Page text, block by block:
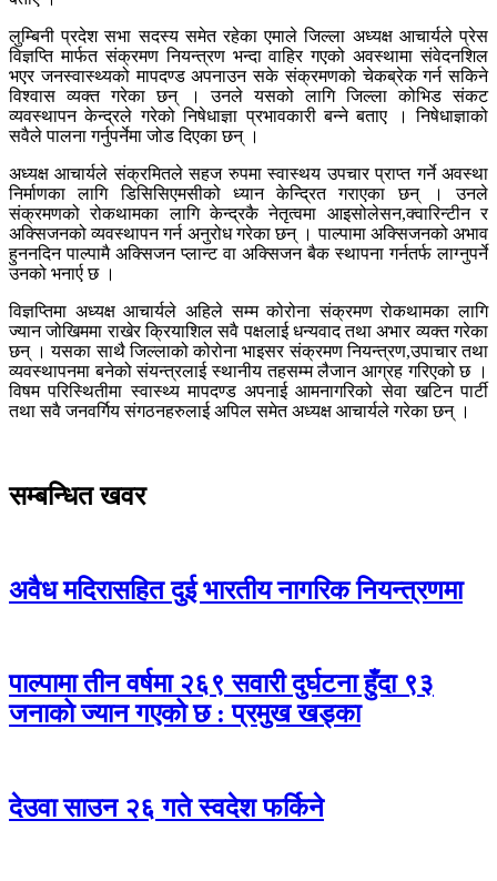
लुम्बिनी प्रदेश सभा सदस्य समेत रहेका एमाले जिल्ला अध्यक्ष आचार्यले प्रेस
विज्ञप्ति मार्फत संक्रमण नियन्त्रण भन्दा वाहिर गएको अवस्थामा संवेदनशिल
भएर जनस्वास्थ्यको मापदण्ड अपनाउन सके संक्रमणको चेकब्रेक गर्न सकिने
विश्वास व्यक्त गरेका छन् । उनले यसको लागि जिल्ला कोभिड संकट
व्यवस्थापन केन्द्रले गरेको निषेधाज्ञा प्रभावकारी बन्ने बताए । निषेधाज्ञाको
सवैले पालना गर्नुपर्नेमा जोड दिएका छन् ।
अध्यक्ष आचार्यले संक्रमितले सहज रुपमा स्वास्थय उपचार प्राप्त गर्ने अवस्था
निर्माणका लागि डिसिसिएमसीको ध्यान केन्द्रित गराएका छन् । उनले
संक्रमणको रोकथामका लागि केन्द्रकै नेतृत्वमा आइसोलेसन,क्वारिन्टीन र
अक्सिजनको व्यवस्थापन गर्न अनुरोध गरेका छन् । पाल्पामा अक्सिजनको अभाव
हुननदिन पाल्पामै अक्सिजन प्लान्ट वा अक्सिजन बैक स्थापना गर्नतर्फ लाग्नुपर्ने
उनको भनार्ए छ ।
विज्ञप्तिमा अध्यक्ष आचार्यले अहिले सम्म कोरोना संक्रमण रोकथामका लागि
ज्यान जोखिममा राखेर क्रियाशिल सवै पक्षलाई धन्यवाद तथा अभार व्यक्त गरेका
छन् । यसका साथै जिल्लाको कोरोना भाइसर संक्रमण नियन्त्रण,उपाचार तथा
व्यवस्थापनमा बनेको संयन्त्रलाई स्थानीय तहसम्म लैजान आग्रह गरिएको छ ।
विषम परिस्थितीमा स्वास्थ्य मापदण्ड अपनाई आमनागरिको सेवा खटिन पार्टी
तथा सवै जनवर्गिय संगठनहरुलाई अपिल समेत अध्यक्ष आचार्यले गरेका छन् ।
सम्बन्धित खवर
अवैध मदिरासहित दुई भारतीय नागरिक नियन्त्रणमा
पाल्पामा तीन वर्षमा २६९ सवारी दुर्घटना हुँदा ९३
जनाको ज्यान गएको छ : प्रमुख खड्का
देउवा साउन २६ गते स्वदेश फर्किने